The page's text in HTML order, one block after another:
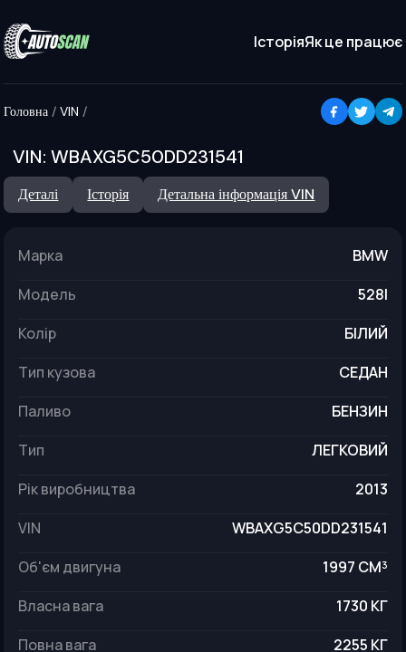
ІсторіяЯк це працює
Головна / VIN /
VIN:WBAXG5C50DD231541
Деталі Історія Детальна інформація VIN
Марка
BMW
модель
528I
колір
БІЛИЙ
тип кузова
СЕДАН
паливо
БЕНЗИН
тип
ЛЕГКОВИЙ
рік виробництва
2013
VIN
WBAXG5C50DD231541
об'єм двигуна
1997 СМ³
власна вага
1730 КГ
повна вага
2255 КГ